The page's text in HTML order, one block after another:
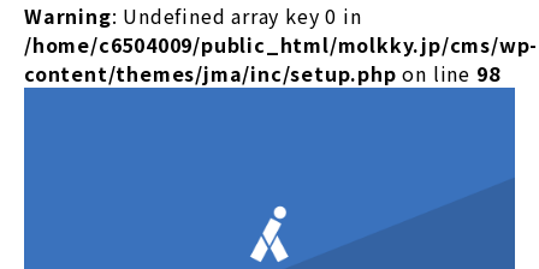
Warning: Undefined array key 0 in
/home/c6504009/public_html/molkky.jp/cms/wp-
content/themes/jma/inc/setup.php on line 98